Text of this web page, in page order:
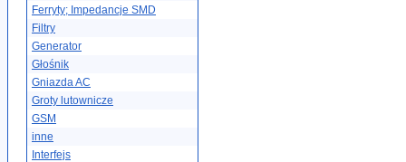
Ferryty; Impedancje SMD
Filtry
Generator
Głośnik
Gniazda AC
Groty lutownicze
GSM
inne
Interfejs